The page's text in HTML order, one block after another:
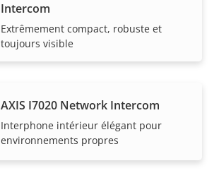
Intercom
Extrêmement compact, robuste et
toujours visible
AXIS I7020 Network Intercom
Interphone intérieur élégant pour
environnements propres